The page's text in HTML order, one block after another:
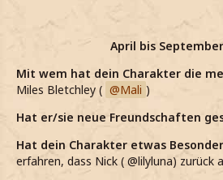
April bis
Mit wem hat dein Charakter die
Miles Bletchley (
Mali )
Hat er/sie neue Freundschaften
Hat dein Charakter etwas
erfahren, dass Nick ( @lilyluna) zurück